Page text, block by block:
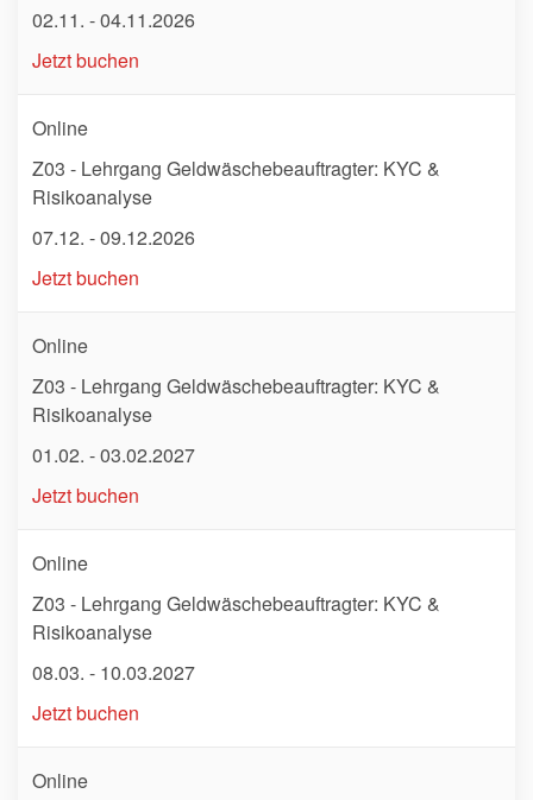
02.11. - 04.11.2026
Jetzt buchen
Online
Z03 - Lehrgang Geldwäschebeauftragter: KYC &
Risikoanalyse
07.12. - 09.12.2026
Jetzt buchen
Online
Z03 - Lehrgang Geldwäschebeauftragter: KYC &
Risikoanalyse
01.02. - 03.02.2027
Jetzt buchen
Online
Z03 - Lehrgang Geldwäschebeauftragter: KYC &
Risikoanalyse
08.03. - 10.03.2027
Jetzt buchen
Online